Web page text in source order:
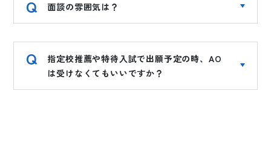
面談の雰囲気は？
指定校推薦や特待入試で出願予定の時、AO
は受けなくてもいいですか？